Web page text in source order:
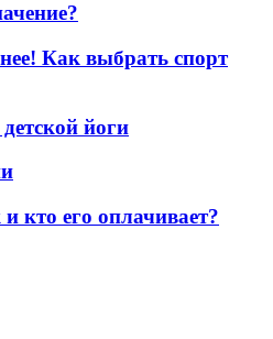
Как выбрать спорт
йоги
кто его оплачивает?